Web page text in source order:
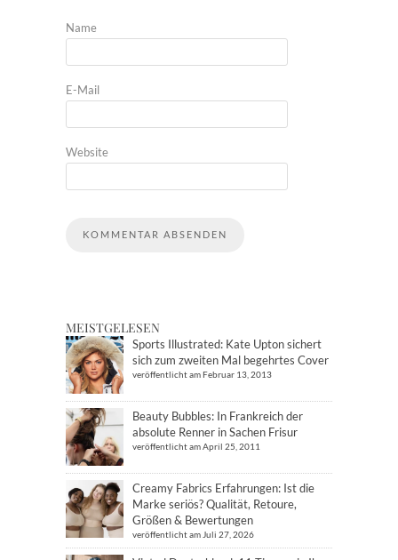
Name
E-Mail
Website
MEISTGELESEN
Sports Illustrated: Kate Upton sichert
sich zum zweiten Mal begehrtes Cover
veröffentlicht am Februar 13, 2013
Beauty Bubbles: In Frankreich der
absolute Renner in Sachen Frisur
veröffentlicht am April 25, 2011
Creamy Fabrics Erfahrungen: Ist die
Marke seriös? Qualität, Retoure,
Größen & Bewertungen
veröffentlicht am Juli 27, 2026